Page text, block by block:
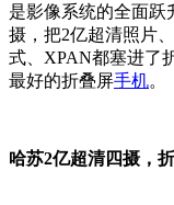
是影像系统的全面跃
摄，把2亿超清照片
式、XPAN都塞进了
最好的折叠屏手机。
哈苏2亿超清四摄，